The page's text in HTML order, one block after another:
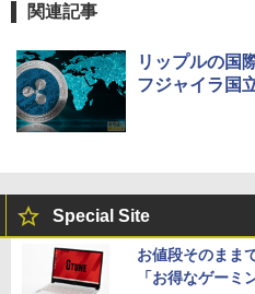
関連記事
リップルの国
フジャイラ国
Special Site
お値段そのまま
「お得なゲーミ